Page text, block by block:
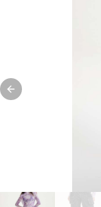
Previous slide